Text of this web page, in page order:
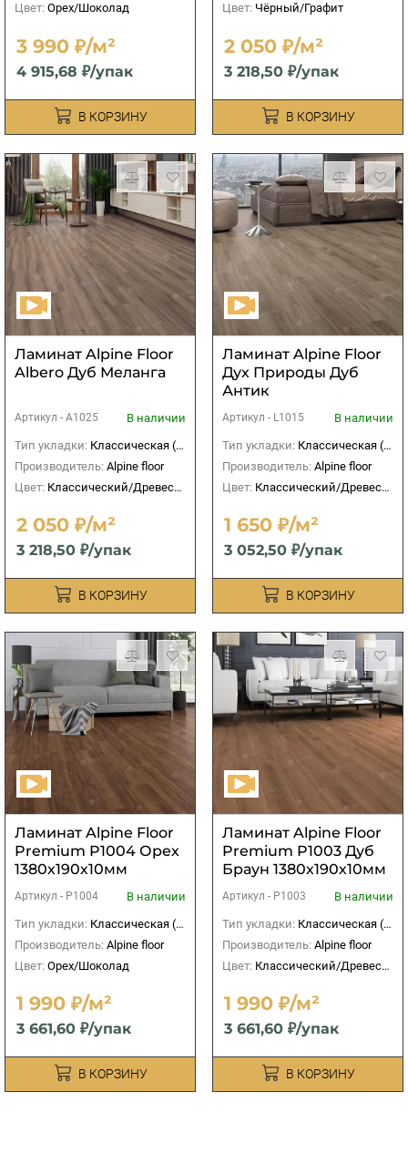
Цвет: Орех/Шоколад
3 990 ₽/м²
4 915,68 ₽/упак
В КОРЗИНУ
Цвет: Чёрный/Графит
2 050 ₽/м²
3 218,50 ₽/упак
В КОРЗИНУ
Ламинат Alpine Floor
Albero Дуб Меланга
Артикул - А1025
В наличии
Тип укладки: Классическая (прямая)
Производитель: Alpine floor
Цвет: Классический/Древесный
2 050 ₽/м²
3 218,50 ₽/упак
В КОРЗИНУ
Ламинат Alpine Floor
Дух Природы Дуб
Антик
Артикул - L1015
В наличии
Тип укладки: Классическая (прямая)
Производитель: Alpine floor
Цвет: Классический/Древесный
1 650 ₽/м²
3 052,50 ₽/упак
В КОРЗИНУ
Ламинат Alpine Floor
Premium P1004 Орех
1380х190х10мм
Артикул - P1004
В наличии
Тип укладки: Классическая (прямая)
Производитель: Alpine floor
Цвет: Орех/Шоколад
1 990 ₽/м²
3 661,60 ₽/упак
В КОРЗИНУ
Ламинат Alpine Floor
Premium P1003 Дуб
Браун 1380х190х10мм
Артикул - P1003
В наличии
Тип укладки: Классическая (прямая)
Производитель: Alpine floor
Цвет: Классический/Древесный
1 990 ₽/м²
3 661,60 ₽/упак
В КОРЗИНУ